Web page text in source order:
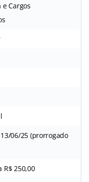
e Cargos
06/25 (prorrogado
R$ 250,00